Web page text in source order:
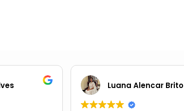
Luana Alencar Brito